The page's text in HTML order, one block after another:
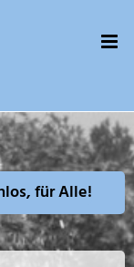
für Alle!